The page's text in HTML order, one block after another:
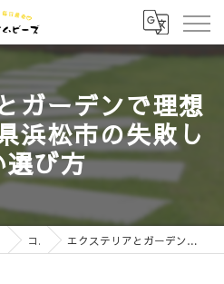
ガーデンで理想
浜松市の失敗し
選び方
コラム エクステリアとガーデンで理想を叶える静岡県浜松市の失敗しない選び方